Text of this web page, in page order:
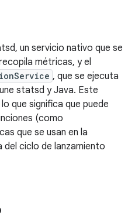
un servicio nativo que se
métricas, y el
, que se ejecuta
statsd y Java. Este
que significa que puede
(como
que se usan en la
ciclo de lanzamiento